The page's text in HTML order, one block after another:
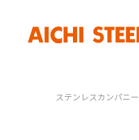
ステンレスカンパニー